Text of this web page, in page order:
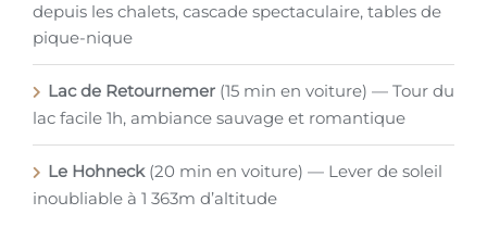
depuis les chalets, cascade spectaculaire, tables de
pique-nique
Lac de Retournemer (15 min en voiture) — Tour du
lac facile 1h, ambiance sauvage et romantique
Le Hohneck(20 min en voiture) — Lever de soleil
inoubliable à 1 363m d’altitude